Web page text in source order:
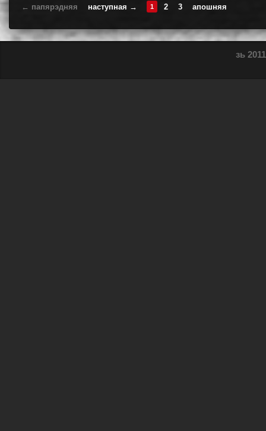
← папярэдняя наступная → 1 2 3 апошняя
зь 2011